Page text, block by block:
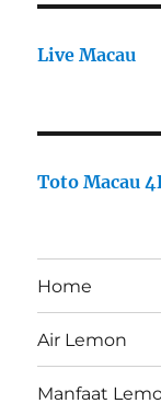
Live Macau
Toto Macau
Home
Air Lemon
Manfaat